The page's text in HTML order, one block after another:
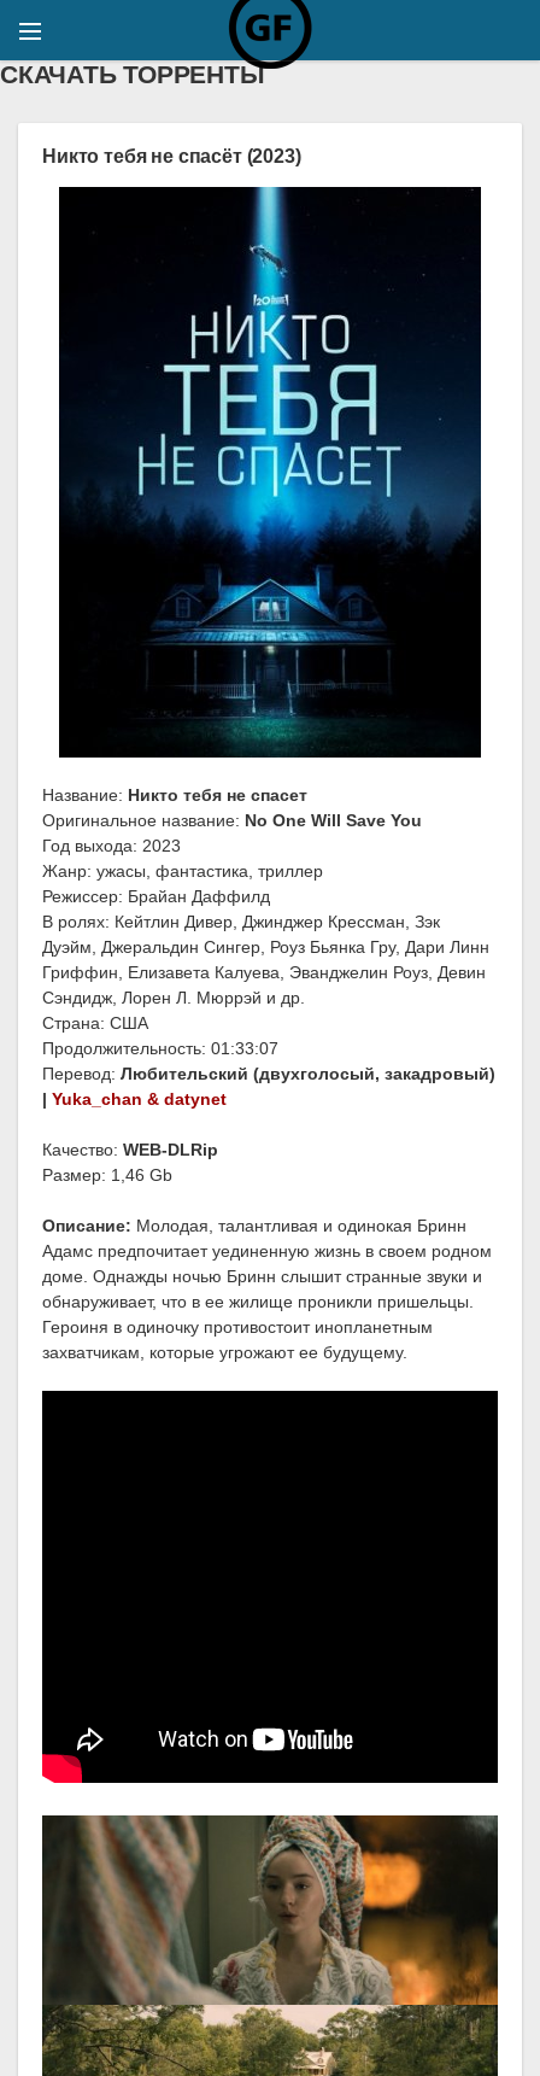
СКАЧАТЬ ТОРРЕНТЫ
Никто тебя не спасёт (2023)
Название: Никто тебя не спасет
Оригинальное название: No One Will Save You
Год выхода: 2023
Жанр: ужасы, фантастика, триллер
Режиссер: Брайан Даффилд
В ролях: Кейтлин Дивер, Джинджер Крессман, Зэк
Дуэйм, Джеральдин Сингер, Роуз Бьянка Гру, Дари Линн
Гриффин, Елизавета Калуева, Эванджелин Роуз, Девин
Сэндидж, Лорен Л. Мюррэй и др.
Страна: США
Продолжительность: 01:33:07
Перевод: Любительский (двухголосый, закадровый)
| Yuka_chan & datynet
Качество: WEB-DLRip
Размер: 1,46 Gb
Описание: Молодая, талантливая и одинокая Бринн
Адамс предпочитает уединенную жизнь в своем родном
доме. Однажды ночью Бринн слышит странные звуки и
обнаруживает, что в ее жилище проникли пришельцы.
Героиня в одиночку противостоит инопланетным
захватчикам, которые угрожают ее будущему.